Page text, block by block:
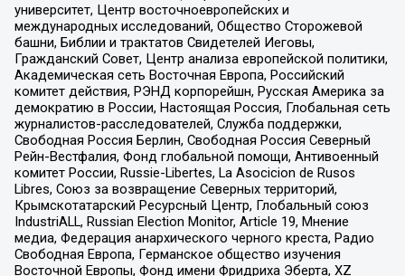
университет, Центр восточноевропейских и
международных исследований, Общество Сторожевой
башни, Библии и трактатов Свидетелей Иеговы,
Гражданский Совет, Центр анализа европейской политики,
Академическая сеть Восточная Европа, Российский
комитет действия, РЭНД корпорейшн, Русская Америка за
демократию в России, Настоящая Россия, Глобальная сеть
журналистов-расследователей, Служба поддержки,
Свободная Россия Берлин, Свободная Россия Северный
Рейн-Вестфалия, Фонд глобальной помощи, Антивоенный
комитет России, Russie-Libertes, La Asocicion de Rusos
Libres, Союз за возвращение Северных территорий,
Крымскотатарский Ресурсный Центр, Глобальный союз
IndustriALL, Russian Election Monitor, Article 19, Мнение
медиа, Федерация анархического черного креста, Радио
Свободная Европа, Германское общество изучения
Восточной Европы, Фонд имени Фридриха Эберта, XZ